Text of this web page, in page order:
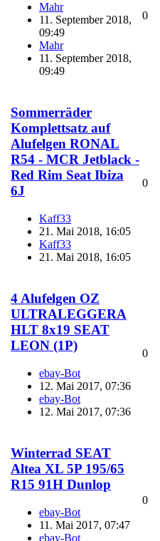
Mahr
11. September 2018,
09:49
Mahr
11. September 2018,
09:49
0
Sommerräder
Komplettsatz auf
Alufelgen RONAL
R54 - MCR Jetblack -
Red Rim Seat Ibiza
6J
Kaff33
21. Mai 2018, 16:05
Kaff33
21. Mai 2018, 16:05
0
4 Alufelgen OZ
ULTRALEGGERA
HLT 8x19 SEAT
LEON (1P)
ebay-Bot
12. Mai 2017, 07:36
ebay-Bot
12. Mai 2017, 07:36
0
Winterrad SEAT
Altea XL 5P 195/65
R15 91H Dunlop
ebay-Bot
11. Mai 2017, 07:47
ebay-Bot
0